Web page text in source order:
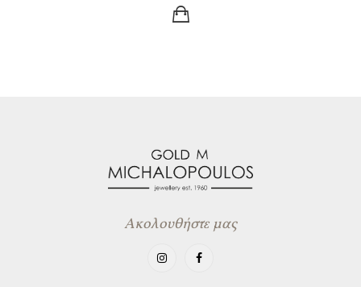
Ακολουθήστε μας